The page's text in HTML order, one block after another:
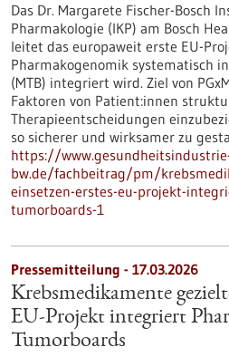
Das Dr. Margarete Fischer-Bosch
Pharmakologie (IKP) am Bosch
leitet das europaweit erste EU-
Pharmakogenomik systematisch
(MTB) integriert wird. Ziel von
Faktoren von Patient:innen
Therapieentscheidungen
so sicherer und wirksamer zu
https://
bw.de/fachbeitrag/pm/
einsetzen-erstes-eu-projekt-
tumorboards-1
Pressemitteilung - 17.03.2026
Krebsmedikamente
EU-Projekt integriert
Tumorboards